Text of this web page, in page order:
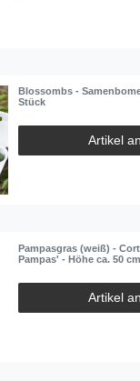
Blossombs -
Stück
Artikel
Pampasgras (weiß) -
Pampas' - Höhe ca. 50
Artikel